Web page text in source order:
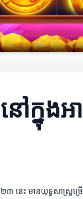
នុងអ
មានយុទ្ធសាស្ត្រច្រើ